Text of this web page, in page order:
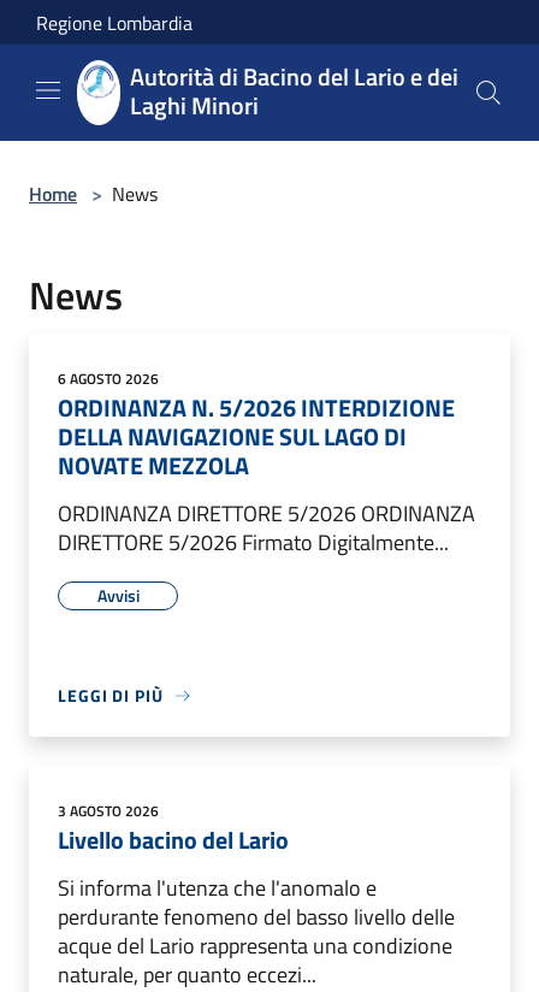
Salta al contenuto principale
Regione Lombardia
Autorità di Bacino del Lario e dei
Laghi Minori
Home > News
News
6 AGOSTO 2026
ORDINANZA N. 5/2026 INTERDIZIONE
DELLA NAVIGAZIONE SUL LAGO DI
NOVATE MEZZOLA
ORDINANZA DIRETTORE 5/2026 ORDINANZA
DIRETTORE 5/2026 Firmato Digitalmente...
Avvisi
LEGGI DI PIÙ
3 AGOSTO 2026
Livello bacino del Lario
Si informa l'utenza che l'anomalo e
perdurante fenomeno del basso livello delle
acque del Lario rappresenta una condizione
naturale, per quanto eccezi...